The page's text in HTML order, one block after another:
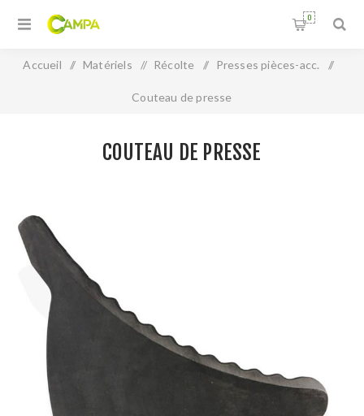
0
Accueil / Matériels / Récolte / Presses pièces-acc. /
Couteau de presse
COUTEAU DE PRESSE